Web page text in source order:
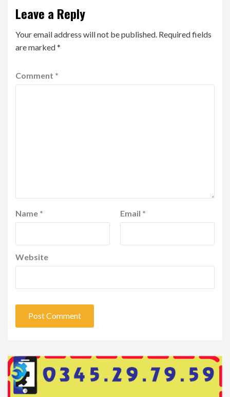
Leave a Reply
Your email address will not be published. Required fields
are marked*
Comment *
Name * Email *
Website